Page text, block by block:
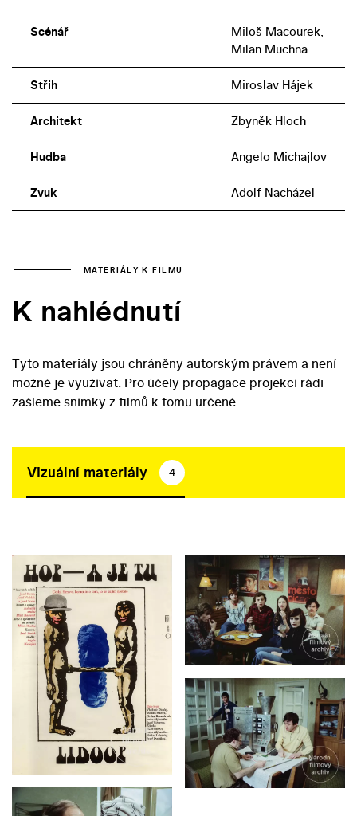
Scénář
Miloš Macourek,
Milan Muchna
Střih Miroslav Hájek
Architekt Zbyněk Hloch
Hudba Angelo Michajlov
Zvuk Adolf Nacházel
MATERIÁLY K FILMU
K nahlédnutí
Tyto materiály jsou chráněny autorským právem a není
možné je využívat. Pro účely propagace projekcí rádi
zašleme snímky z filmů k tomu určené.
Vizuální materiály 4